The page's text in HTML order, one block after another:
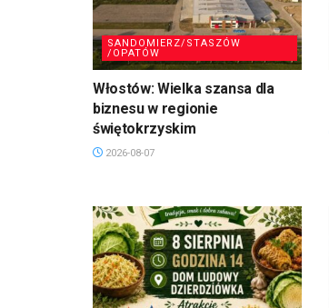
SANDOMIERZ/STASZÓW
/OPATÓW
Włostów: Wielka szansa dla
biznesu w regionie
świętokrzyskim
2026-08-07